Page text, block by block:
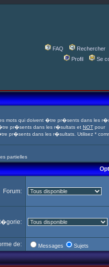
FAQ
Rechercher
Profil
Se
mots qui doivent �tre pr�sents dans les
pr�sents dans les r�sultats et NOT pour
pr�sents dans les r�sultats. Utilisez *
partielles
Forum:
de: Messages Sujets